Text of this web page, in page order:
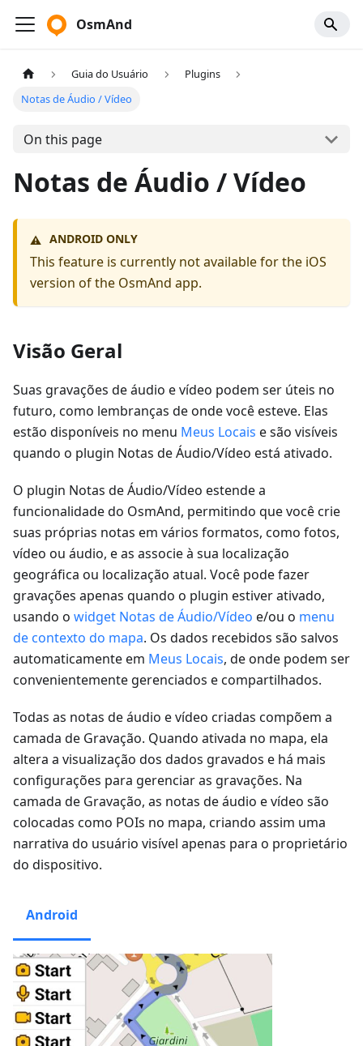
OsmAnd
Guia do Usuário
Plugins
Notas de Áudio / Vídeo
On this page
Notas de Áudio / Vídeo
⚠️ ANDROID ONLY
This feature is currently not available for the iOS
version of the OsmAnd app.
Visão Geral
Suas gravações de áudio e vídeo podem ser úteis no
futuro, como lembranças de onde você esteve. Elas
estão disponíveis no menu Meus Locais e são visíveis
quando o plugin Notas de Áudio/Vídeo está ativado.
O plugin Notas de Áudio/Vídeo estende a
funcionalidade do OsmAnd, permitindo que você crie
suas próprias notas em vários formatos, como fotos,
vídeo ou áudio, e as associe à sua localização
geográfica ou localização atual. Você pode fazer
gravações apenas quando o plugin estiver ativado,
usando o widget Notas de Áudio/Vídeo e/ou o menu
de contexto do mapa. Os dados recebidos são salvos
automaticamente em Meus Locais, de onde podem ser
convenientemente gerenciados e compartilhados.
Todas as notas de áudio e vídeo criadas compõem a
camada de Gravação. Quando ativada no mapa, ela
altera a visualização dos dados gravados e há mais
configurações para gerenciar as gravações. Na
camada de Gravação, as notas de áudio e vídeo são
colocadas como POIs no mapa, criando assim uma
narrativa do usuário visível apenas para o proprietário
do dispositivo.
Android